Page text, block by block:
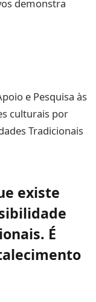
demonstra
e Pesquisa às
culturais por
Tradicionais
existe
É